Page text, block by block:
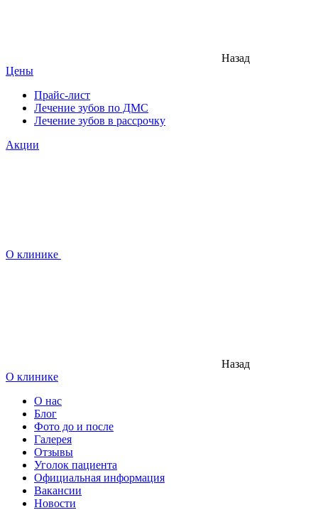
Назад
Цены
Прайс-лист
Лечение зубов по ДМС
Лечение зубов в рассрочку
Акции
О клинике
Назад
О клинике
О нас
Блог
Фото до и после
Галерея
Отзывы
Уголок пациента
Официальная информация
Вакансии
Новости